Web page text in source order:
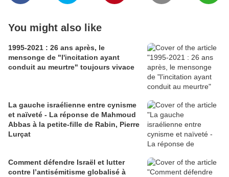
You might also like
1995-2021 : 26 ans après, le
mensonge de "l'incitation ayant
conduit au meurtre" toujours vivace
La gauche israélienne entre cynisme
et naïveté - La réponse de Mahmoud
Abbas à la petite-fille de Rabin, Pierre
Lurçat
Comment défendre Israël et lutter
contre l’antisémitisme globalisé à